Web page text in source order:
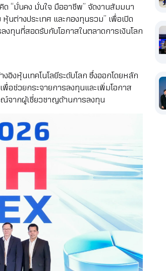
“มั่นคง มั่นใจ มืออาชีพ” จัดงานสัมมนา
ต่างประเทศ และกองทุนรวม” เพื่อเปิด
ทุนที่สอดรับกับโอกาสในตลาดการเงินโลก
งหุ้นเทคโนโลยีระดับโลก ซึ่งออกโดยหลัก
ช่วยกระจายการลงทุนและเพิ่มโอกาส
จากผู้เชี่ยวชาญด้านการลงทุน